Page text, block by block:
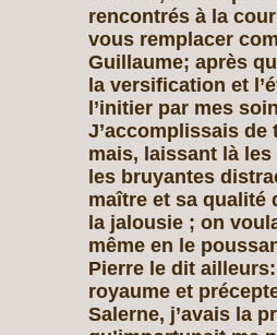
rencontrés à la
vous remplacer
Guillaume; après
la versification et
l’initier par mes
J’accomplissais
mais, laissant là
les bruyantes
maître et sa qualité
la jalousie ; on
même en le
Pierre le dit
royaume et
Salerne, j’avais la